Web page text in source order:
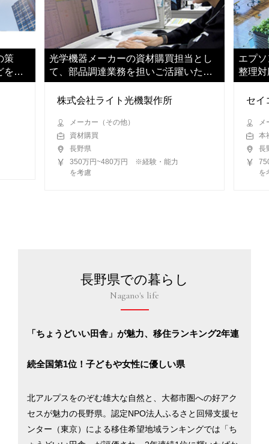
策
をご
光学機器メーカーの資材購買担当とし
て、部品調達業務を担いご活躍いただ
きます
株式会社ライト光機製作所
メーカー（その他）
資材購買
長野県
350万円~480万円 ※経験・能力
を考慮
エプ
整理
す
セイ
メ
本
長
を
長野県での暮らし
Nagano's life
「ちょうどいい田舎」が魅力、移住ランキング2年連
続全国第1位！子どもや女性に優しい県
北アルプスをのぞむ雄大な自然と、大都市圏への好アク
セスが魅力の長野県。認定NPO法人ふるさと回帰支援セ
ンター（東京）による移住希望地域ランキングでは「ち